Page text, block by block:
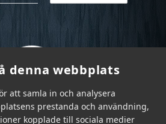
denna webbplats
att samla in och analysera
prestanda och användning,
kopplade till sociala medier